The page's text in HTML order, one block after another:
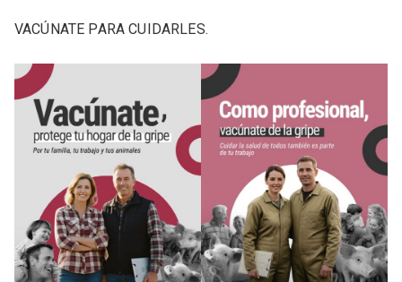
VACÚNATE PARA CUIDARLES.